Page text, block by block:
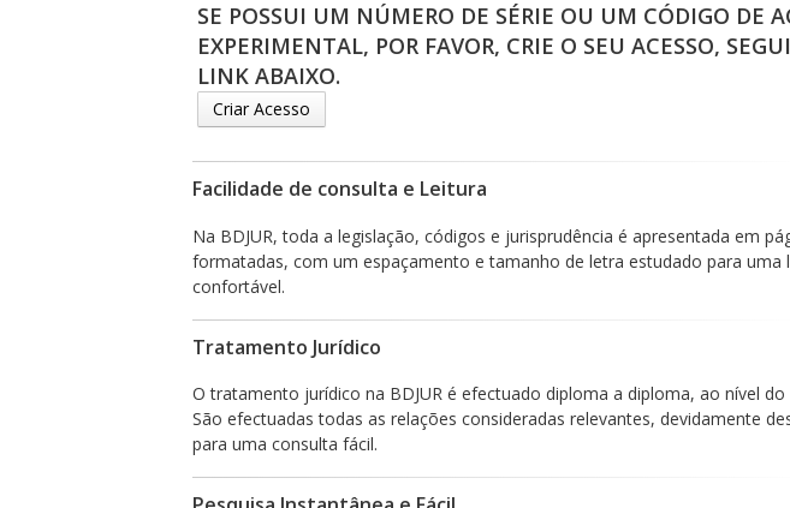
SE POSSUI UM NÚMERO DE SÉRIE OU UM CÓDIGO DE
EXPERIMENTAL, POR FAVOR, CRIE O SEU ACESSO,
LINK ABAIXO.
Criar Acesso
Facilidade de consulta e Leitura
Na BDJUR, toda a legislação, códigos e jurisprudência é apresentada em
formatadas, com um espaçamento e tamanho de letra estudado para uma
confortável.
Tratamento Jurídico
O tratamento jurídico na BDJUR é efectuado diploma a diploma, ao nível do
São efectuadas todas as relações consideradas relevantes, devidamente
para uma consulta fácil.